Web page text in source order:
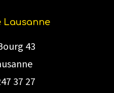
Lausanne
43
37 27